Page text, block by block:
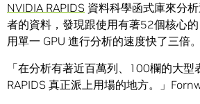
NVIDIA RAPIDS 資料科學函式庫來分
者的資料，發現跟使用有著52個核心
用單一 GPU 進行分析的速度快了三倍。
「在分析有著近百萬列、100欄的大型
RAPIDS 真正派上用場的地方。」